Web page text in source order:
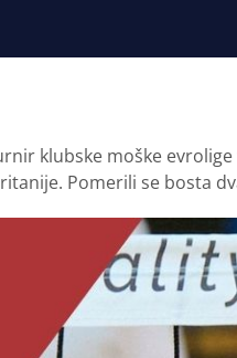
klubske moške
Pomerili se bosta